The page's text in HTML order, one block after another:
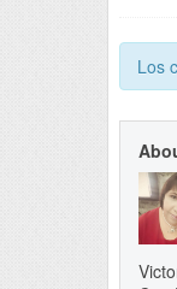
Los